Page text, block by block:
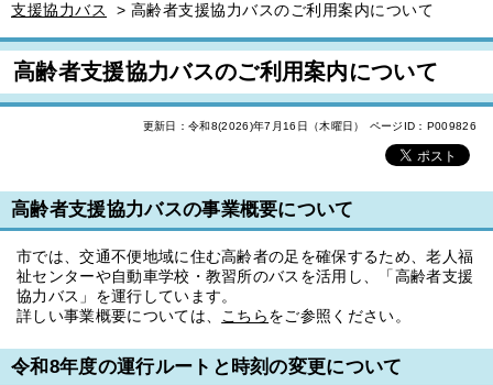
支援協力バス
> 高齢者支援協力バスのご利用案内について
高齢者支援協力バスのご利用案内について
更新日：令和8(2026)年7月16日（木曜日） ページID：P009826
高齢者支援協力バスの事業概要について
市では、交通不便地域に住む高齢者の足を確保するため、老人福
祉センターや自動車学校・教習所のバスを活用し、「高齢者支援
協力バス」を運行しています。
詳しい事業概要については、
こちらをご参照ください。
令和8年度の運行ルートと時刻の変更について